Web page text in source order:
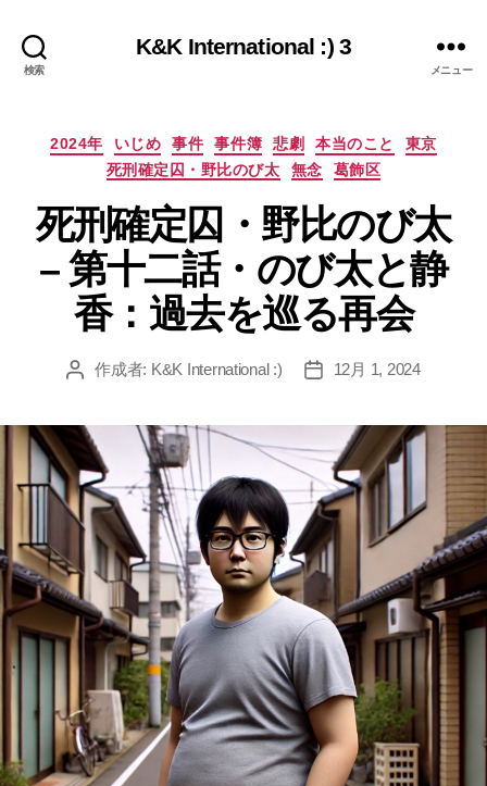
検索
K&K International :) 3
メニュー
カ
テ
2024年 いじめ 事件 事件簿 悲劇 本当のこと
東京
死刑確定囚・野比のび太
無念 葛飾区
死刑確定囚・野比のび太
– 第十二話・のび太と静
香：過去を巡る再会
投 作成者: K&K International :)
投
12月 1, 2024